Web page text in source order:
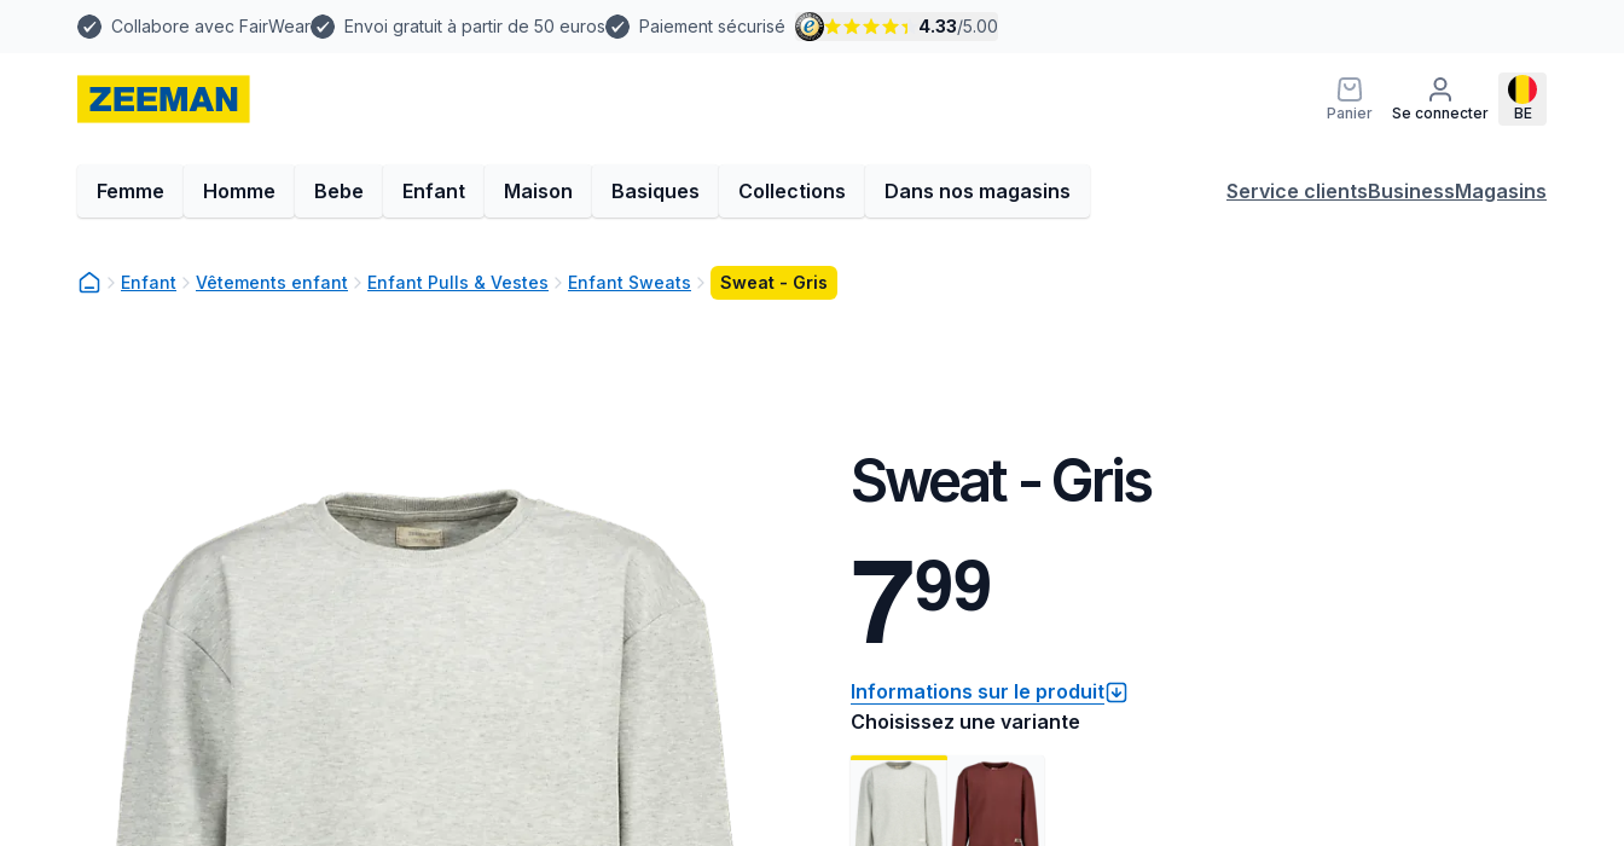
Collabore avec FairWear Envoi gratuit à partir de 50 euros Paiement sécurisé 4.33/5.00
Panier Se connecter BE
Femme Homme Bebe Enfant Maison Basiques Collections Dans nos magasins Service clientsBusinessMagasins
Enfant Vêtements enfant Enfant Pulls & Vestes Enfant Sweats Sweat - Gris
Sweat - Gris
799
Informations sur le produit
Choisissez une variante